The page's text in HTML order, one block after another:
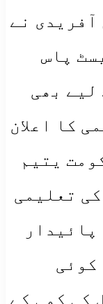
آفریدی نے
پاس
لیے بھی
کا اعلان
یتیم
تعلیمی
کوئی
کی کمی کے